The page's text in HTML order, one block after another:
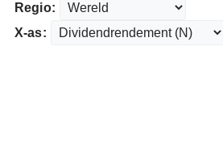
Regio:
X-as: